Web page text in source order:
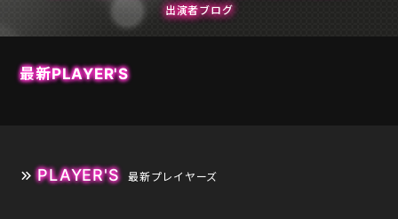
SCHEDULE
ELECTONE CONCERT
出演者ブログ
最新PLAYER'S
PLAYER'S 最新プレイヤーズ